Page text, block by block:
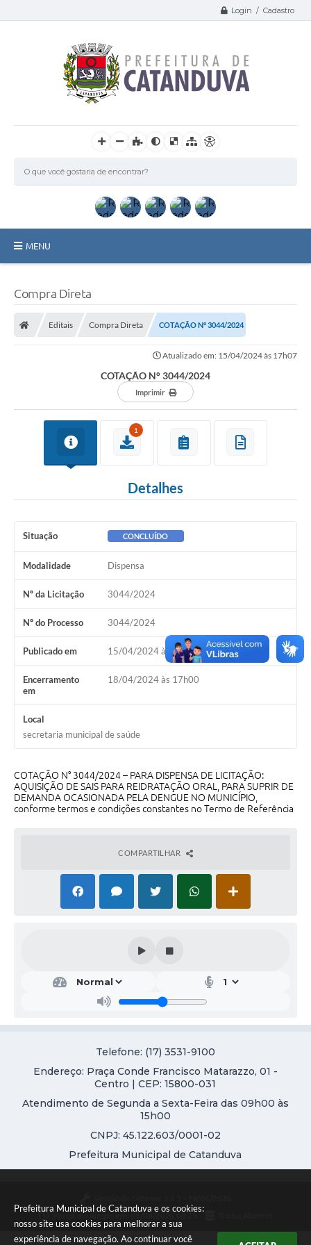
Prefeitura Municipal de Catanduva e os cookies:
nosso site usa cookies para melhorar a sua
experiência de navegação. Ao continuar você
Login / Cadastro
MENU
Galeria de Fotos
Arquivos para Download
Carta de Serviços
Notícias
Links
A Prefeitura
Enquete
Jornal
Diário Oficial
Compra Direta
Editais Compra Direta COTAÇÃO N° 3044/2024
Atualizado em: 15/04/2024 às 17h07
COTAÇÃO N° 3044/2024
Imprimir
1
Detalhes
Situação CONCLUÍDO
Modalidade Dispensa
Nº da Licitação 3044/2024
Nº do Processo 3044/2024
Publicado em 15/04/2024 às 16h30
Encerramento
em
18/04/2024 às 17h00
Local
secretaria municipal de saúde
COTAÇÃO N° 3044/2024 – PARA DISPENSA DE LICITAÇÃO:
AQUISIÇÃO DE SAIS PARA REIDRATAÇÃO ORAL, PARA SUPRIR DE
DEMANDA OCASIONADA PELA DENGUE NO MUNICÍPIO,
conforme termos e condições constantes no Termo de Referência
COMPARTILHAR
Telefone: (17) 3531-9100
Endereço: Praça Conde Francisco Matarazzo, 01 -
Centro | CEP: 15800-031
Atendimento de Segunda a Sexta-Feira das 09h00 às
15h00
CNPJ: 45.122.603/0001-02
Prefeitura Municipal de Catanduva
Portal atualizado em: